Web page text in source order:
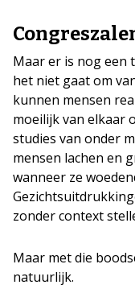
Maar er is nog een
het niet gaat om
kunnen mensen
moeilijk van elkaar
studies van onder
mensen lachen en
wanneer ze
zonder context
Maar met die
natuurlijk.